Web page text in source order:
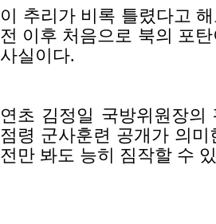
이 추리가 비록 틀렸다고
전 이후 처음으로 북의 포
사실이다.
연초 김정일 국방위원장
점령 군사훈련 공개가 의
전만 봐도 능히 짐작할 수